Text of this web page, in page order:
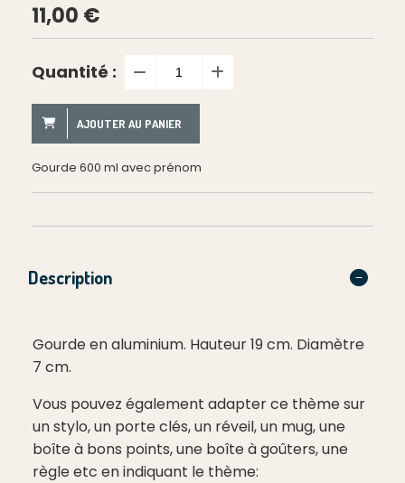
11,00 €
Quantité :
AJOUTER AU PANIER
Gourde 600 ml avec prénom
Description
Gourde en aluminium. Hauteur 19 cm. Diamètre
7 cm.
Vous pouvez également adapter ce thème sur
un stylo, un porte clés, un réveil, un mug, une
boîte à bons points, une boîte à goûters, une
règle etc en indiquant le thème: